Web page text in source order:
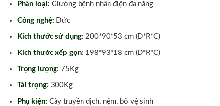
Phân loại: Giường bệnh nhân điện đa năng
Công nghệ: Đức
Kích thước sử dụng: 200*90*53 cm (D*R*C)
Kích thước xếp gọn: 198*93*18 cm (D*R*C)
Trọng lượng: 75Kg
Tải trọng: 300Kg
Phụ kiện: Cây truyền dịch, nệm, bô vệ sinh